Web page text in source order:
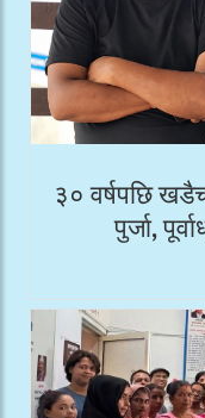
३० वर्षपछि
पुर्जा,